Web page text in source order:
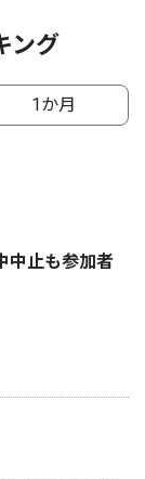
ング
1か月
中止も参加者